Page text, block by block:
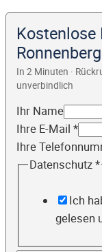
Kostenlose
Ronnenberg
In 2 Minuten ·
unverbindlich
Ihr Name
Ihre E-Mail *
Ihre
Datenschutz*
Ich
gelesen